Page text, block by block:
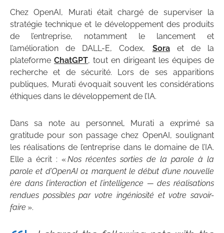
Chez OpenAI, Murati était chargé de superviser la
stratégie technique et le développement des produits
de l’entreprise, notamment le lancement et
l’amélioration de DALL-E, Codex, Soraet de la
plateformeChatGPT, tout en dirigeant les équipes de
recherche et de sécurité. Lors de ses apparitions
publiques, Murati évoquait souvent les considérations
éthiques dans le développement de l’IA.
Dans sa note au personnel, Murati a exprimé sa
gratitude pour son passage chez OpenAI, soulignant
les réalisations de l’entreprise dans le domaine de l’IA.
Elle a écrit : «Nos récentes sorties de la parole à la
parole et d’OpenAI o1 marquent le début d’une nouvelle
ère dans l’interaction et l’intelligence — des réalisations
rendues possibles par votre ingéniosité et votre savoir-
faire ».